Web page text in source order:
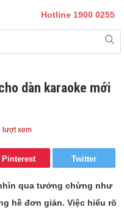
Hotline 1900 0255
dàn karaoke mới
lượt xem
Pinterest Twitter
qua tưởng chừng như
hề đơn giản. Việc hiểu rõ